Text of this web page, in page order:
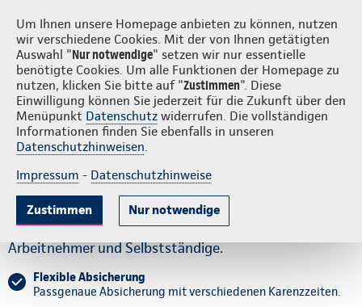
Um Ihnen unsere Homepage anbieten zu können, nutzen
wir verschiedene Cookies. Mit der von Ihnen getätigten
Auswahl "Nur notwendige" setzen wir nur essentielle
benötigte Cookies. Um alle Funktionen der Homepage zu
nutzen, klicken Sie bitte auf "Zustimmen". Diese
Einwilligung können Sie jederzeit für die Zukunft über den
Menüpunkt Datenschutz widerrufen. Die vollständigen
Informationen finden Sie ebenfalls in unseren
Datenschutzhinweisen.
Impressum - Datenschutzhinweise
Zustimmen Nur notwendige
Continentale vor Ort
Gute Gründe Tarife & Leistungen Wissenswertes Beratung &
Ihr Einkommen hängt von
Ihrer Gesundheit ab.
Die Krankentagegeldversicherung der Continentale für
Arbeitnehmer und Selbstständige.
Flexible Absicherung
Passgenaue Absicherung mit verschiedenen Karenzzeiten.